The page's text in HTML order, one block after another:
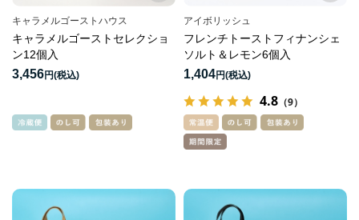
キャラメルゴーストハウス
キャラメルゴーストセレクショ
ン12個入
3,456円
アイボリッシュ
フレンチトーストフィナンシェ
ソルト＆レモン6個入
1,404円
4.8 （9）